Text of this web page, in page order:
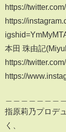
https://
https://
本田 珠由記
https://
https://
指原莉乃プロデ
く、